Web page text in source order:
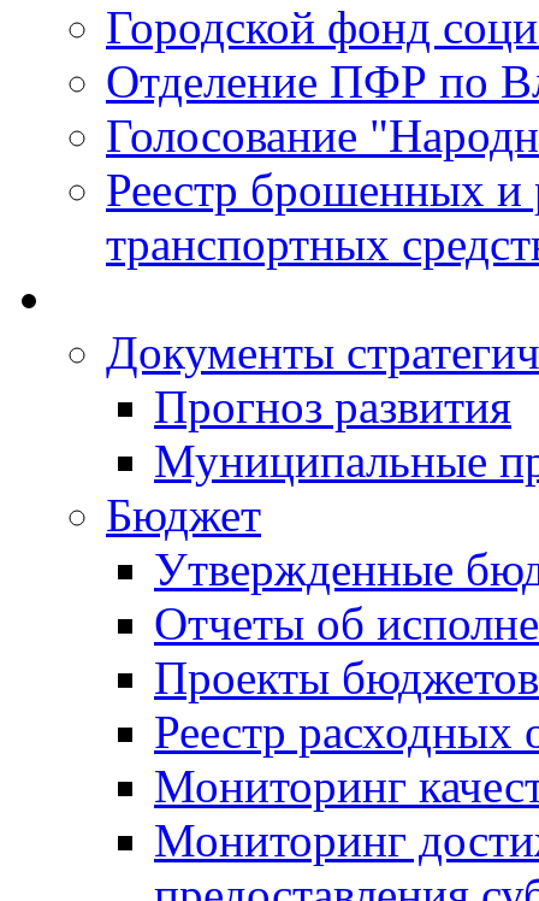
Городской фонд
Отделение ПФР по
Голосование
Реестр брошенных и
транспортных
Документы
Прогноз развития
Муниципальные
Бюджет
Утвержденные
Отчеты об
Проекты бюджетов
Реестр расходных
Мониторинг
Мониторинг